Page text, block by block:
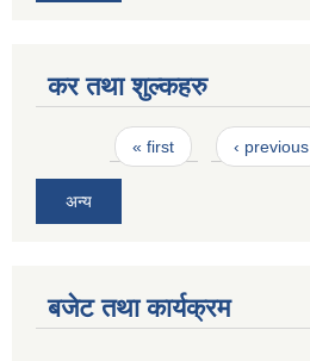
कर तथा शुल्कहरु
Pages« first ‹ previous
अन्य
बजेट तथा कार्यक्रम